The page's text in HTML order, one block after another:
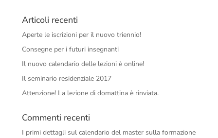
Articoli recenti
Aperte le iscrizioni per il nuovo triennio!
Consegne per i futuri insegnanti
Il nuovo calendario delle lezioni è online!
Il seminario residenziale 2017
Attenzione! La lezione di domattina è rinviata.
Commenti recenti
I primi dettagli sul calendario del master sulla formazione